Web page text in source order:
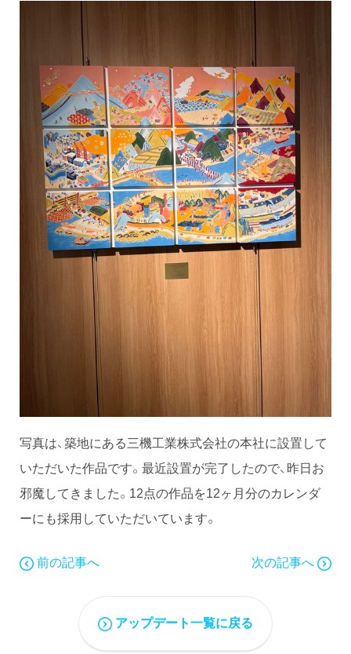
写真は、築地にある三機工業株式会社の本社に設置して
いただいた作品です。最近設置が完了したので、昨日お
邪魔してきました。12点の作品を12ヶ月分のカレンダ
ーにも採用していただいています。
前の記事へ 次の記事へ
アップデート一覧に戻る